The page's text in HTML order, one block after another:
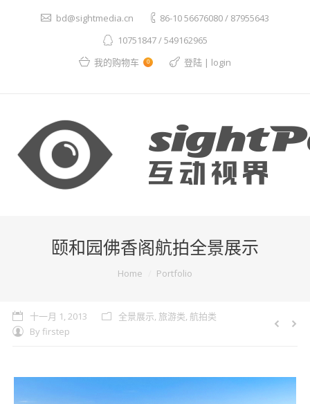
bd@sightmedia.cn
86-10 56676080 / 87955643
10751847 / 549162965
我的购物车
0 登陆 | login
颐和园佛香阁航拍全景展示
Home Portfolio
十一月 1, 2013 全景展示, 旅游类, 航拍类
By firstep